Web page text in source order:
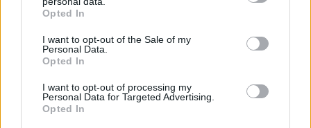
grant or deny consent to Google and its third-party tags to
use your data for below specified purposes in below Google
consent section.
Opted In
I want to opt-out of the Sale of my
Personal Data.
Opted In
I want to opt-out of processing my
Personal Data for Targeted Advertising.
Opted In